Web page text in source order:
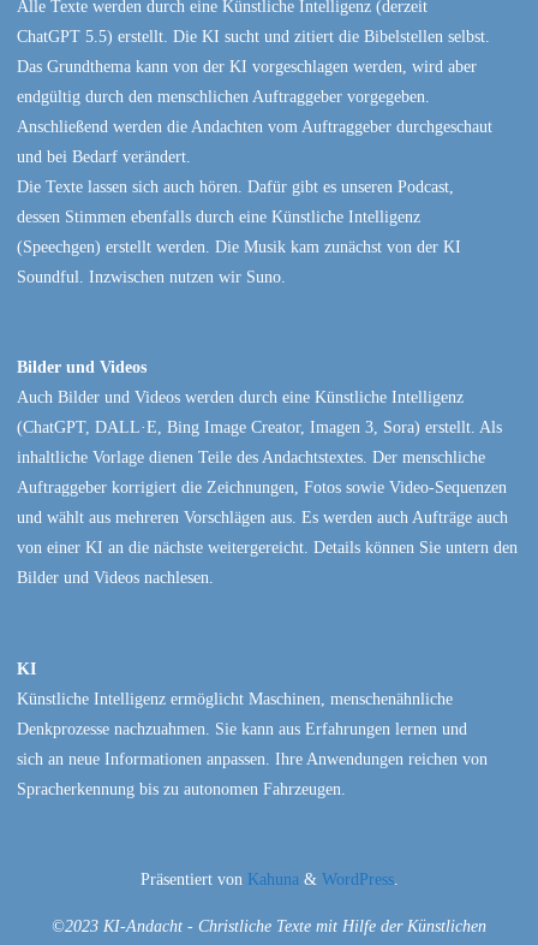
Alle Texte werden durch eine Künstliche Intelligenz (derzeit
ChatGPT 5.5) erstellt. Die KI sucht und zitiert die Bibelstellen selbst.
Das Grundthema kann von der KI vorgeschlagen werden, wird aber
endgültig durch den menschlichen Auftraggeber vorgegeben.
Anschließend werden die Andachten vom Auftraggeber durchgeschaut
und bei Bedarf verändert.
Die Texte lassen sich auch hören. Dafür gibt es unseren Podcast,
dessen Stimmen ebenfalls durch eine Künstliche Intelligenz
(Speechgen) erstellt werden. Die Musik kam zunächst von der KI
Soundful. Inzwischen nutzen wir Suno.
Bilder und Videos
Auch Bilder und Videos werden durch eine Künstliche Intelligenz
(ChatGPT, DALL·E, Bing Image Creator, Imagen 3, Sora) erstellt. Als
inhaltliche Vorlage dienen Teile des Andachtstextes. Der menschliche
Auftraggeber korrigiert die Zeichnungen, Fotos sowie Video-Sequenzen
und wählt aus mehreren Vorschlägen aus. Es werden auch Aufträge auch
von einer KI an die nächste weitergereicht. Details können Sie untern den
Bilder und Videos nachlesen.
KI
Künstliche Intelligenz ermöglicht Maschinen, menschenähnliche
Denkprozesse nachzuahmen. Sie kann aus Erfahrungen lernen und
sich an neue Informationen anpassen. Ihre Anwendungen reichen von
Spracherkennung bis zu autonomen Fahrzeugen.
Präsentiert von Kahuna & WordPress.
©2023 KI-Andacht - Christliche Texte mit Hilfe der Künstlichen